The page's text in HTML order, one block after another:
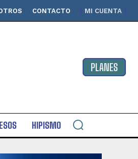
CONTACTO MI CUENTA
PLANES
HIPISMO